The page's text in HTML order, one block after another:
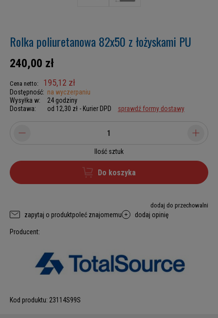
Rolka poliuretanowa 82x50 z łożyskami PU
240,00 zł
Cena netto: 195,12 zł
Dostępność: na wyczerpaniu
Wysyłka w:
24 godziny
Dostawa:
od 12,30 zł - Kurier DPD sprawdź formy dostawy
Ilość sztuk
Do koszyka
dodaj do przechowalni
zapytaj o produktpoleć znajomemu dodaj opinię
Producent:
Kod produktu: 23114S99S